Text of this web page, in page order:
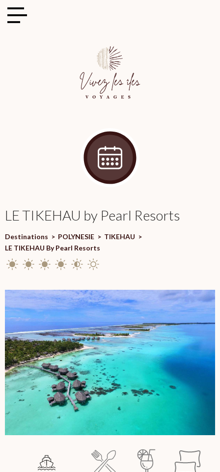
LE TIKEHAU by Pearl Resorts
Destinations > POLYNESIE > TIKEHAU >
LE TIKEHAU By Pearl Resorts